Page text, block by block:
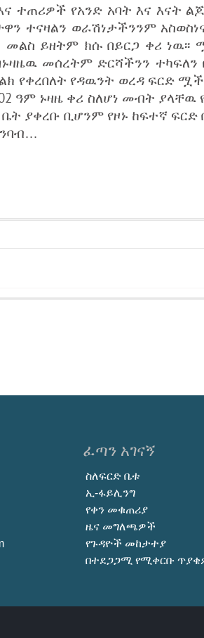
ተጠሪዎች የአንድ አባት እና እናት
ተናዛልን ወራሽነታችንንም
መልስ ይዘትም ክሱ በይርጋ ቀሪ
መሰረትም ድርሻችንን
የቀረበለት የዳዉንት ወረዳ ፍርድ
ዓም ኑዛዜ ቀሪ ስለሆነ መብት
ያቀረቡ ቢሆንም የዞኑ ከፍተኛ
ፈጣን አገናኝ
ስለፍርድ ቤቱ
ኢ-ፋይሊንግ
የቀን መቁጠሪያ
ዜና መግለጫዎች
የጉዳዮች መከታተያ
በተደጋጋሚ የሚቀርቡ